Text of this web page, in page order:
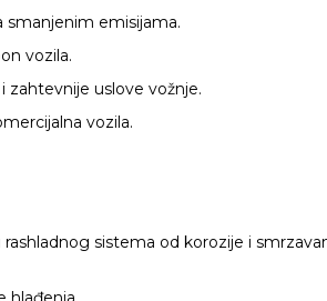
smanjenim emisijama.
vozila.
zahtevnije uslove vožnje.
vozila.
sistema od korozije i